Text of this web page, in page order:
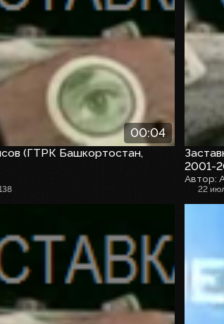
00:04
(ГТРК Башкортостан,
2001-
Автор:
22